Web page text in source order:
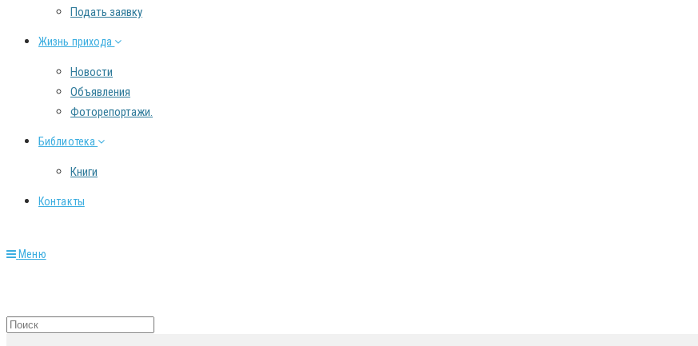
Подать заявку
Жизнь прихода
Новости
Объявления
Фоторепортажи.
Библиотека
Книги
Контакты
Меню